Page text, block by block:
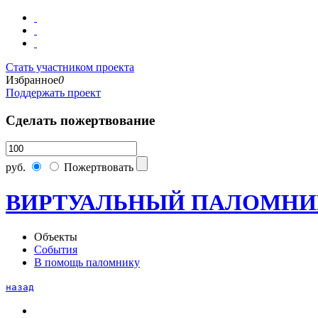
Стать участником проекта
Избранное0
Поддержать проект
Сделать пожертвование
руб. Пожертвовать
ВИРТУАЛЬНЫЙ
Объекты
События
В помощь паломнику
назад